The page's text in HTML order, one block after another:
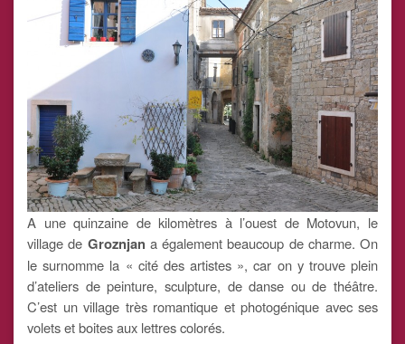
A une quinzaine de kilomètres à l’ouest de Motovun, le
village de Groznjan a également beaucoup de charme. On
le surnomme la « cité des artistes », car on y trouve plein
d’ateliers de peinture, sculpture, de danse ou de théâtre.
C’est un village très romantique et photogénique avec ses
volets et boites aux lettres colorés.